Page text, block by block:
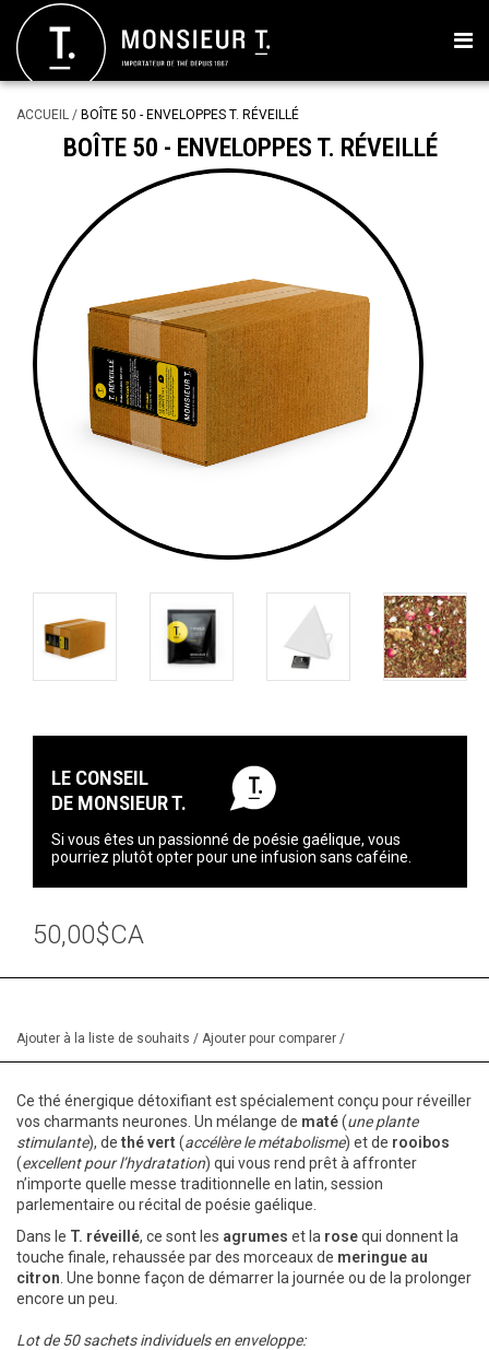
ACCUEIL / BOÎTE 50 - ENVELOPPES T. RÉVEILLÉ
BOÎTE 50 - ENVELOPPES T. RÉVEILLÉ
LE CONSEIL
DE MONSIEUR T.
Si vous êtes un passionné de poésie gaélique, vous
pourriez plutôt opter pour une infusion sans caféine.
50,00$CA
Ajouter à la liste de souhaits / Ajouter pour comparer /
Ce thé énergique détoxifiant est spécialement conçu pour réveiller
vos charmants neurones. Un mélange de maté(une plante
stimulante), dethé vert (accélère le métabolisme) et de rooibos
(excellent pour l’hydratation) qui vous rend prêt à affronter
n’importe quelle messe traditionnelle en latin, session
parlementaire ou récital de poésie gaélique.
Dans le T. réveillé, ce sont les agrumes et la rosequi donnent la
touche finale, rehaussée par des morceaux de meringue au
citron . Une bonne façon de démarrer la journée ou de la prolonger
encore un peu.
Lot de 50 sachets individuels en enveloppe: